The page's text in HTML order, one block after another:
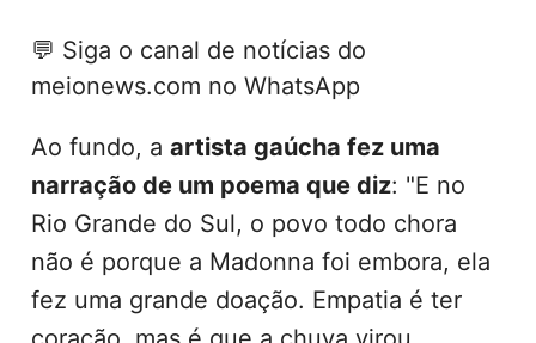
💬 Siga o canal de notícias do
meionews.com no WhatsApp
Ao fundo, a artista gaúcha fez uma
narração de um poema que diz: "E no
Rio Grande do Sul, o povo todo chora
não é porque a Madonna foi embora, ela
fez uma grande doação. Empatia é ter